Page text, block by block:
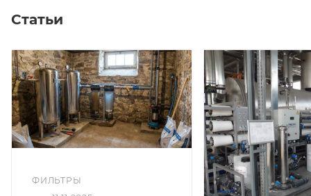
Статьи
ФИЛЬТРЫ